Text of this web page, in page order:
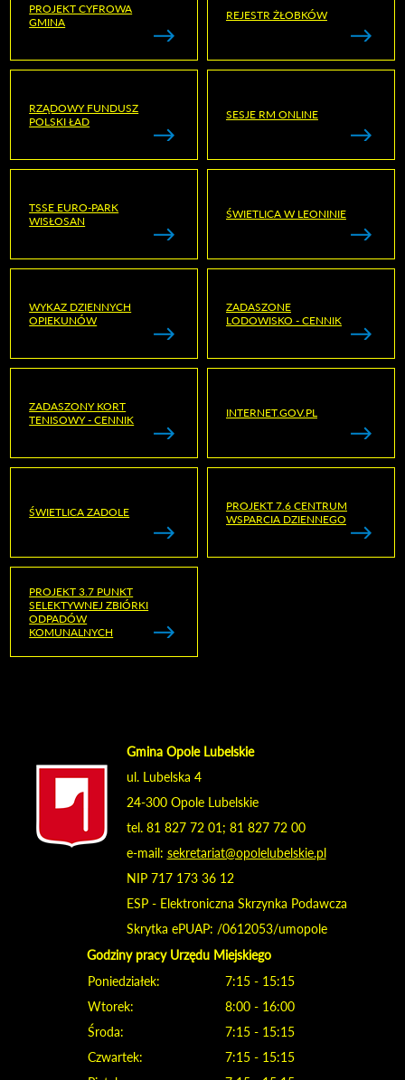
PROJEKT CYFROWA
GMINA
REJESTR ŻŁOBKÓW
RZĄDOWY FUNDUSZ
POLSKI ŁAD
SESJE RM ONLINE
TSSE EURO-PARK
WISŁOSAN
ŚWIETLICA W LEONINIE
WYKAZ DZIENNYCH
OPIEKUNÓW
ZADASZONE
LODOWISKO - CENNIK
ZADASZONY KORT
TENISOWY - CENNIK
INTERNET.GOV.PL
ŚWIETLICA ZADOLE
PROJEKT 7.6 CENTRUM
WSPARCIA DZIENNEGO
PROJEKT 3.7 PUNKT
SELEKTYWNEJ ZBIÓRKI
ODPADÓW
KOMUNALNYCH
Gmina Opole Lubelskie
ul. Lubelska 4
24-300 Opole Lubelskie
tel. 81 827 72 01; 81 827 72 00
e-mail: sekretariat@opolelubelskie.pl
NIP 717 173 36 12
ESP - Elektroniczna Skrzynka Podawcza
Skrytka ePUAP: /0612053/umopole
Godziny pracy Urzędu Miejskiego
Poniedziałek:
Wtorek:
Środa:
Czwartek:
7:15 - 15:15
8:00 - 16:00
7:15 - 15:15
7:15 - 15:15